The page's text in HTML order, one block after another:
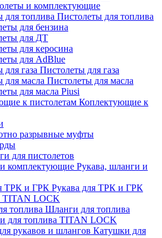
и комплектующие
Пистолеты для топлива
для бензина
для ДТ
для керосина
для AdBlue
Пистолеты для газа
Пистолеты для масла
для масла Piusi
Коплектующие к
разрывные муфты
для пистолетов
Рукава, шланги и
Рукава для ТРК и ГРК
TITAN LOCK
Шланги для топлива
для топлива TITAN LOCK
Катушки для